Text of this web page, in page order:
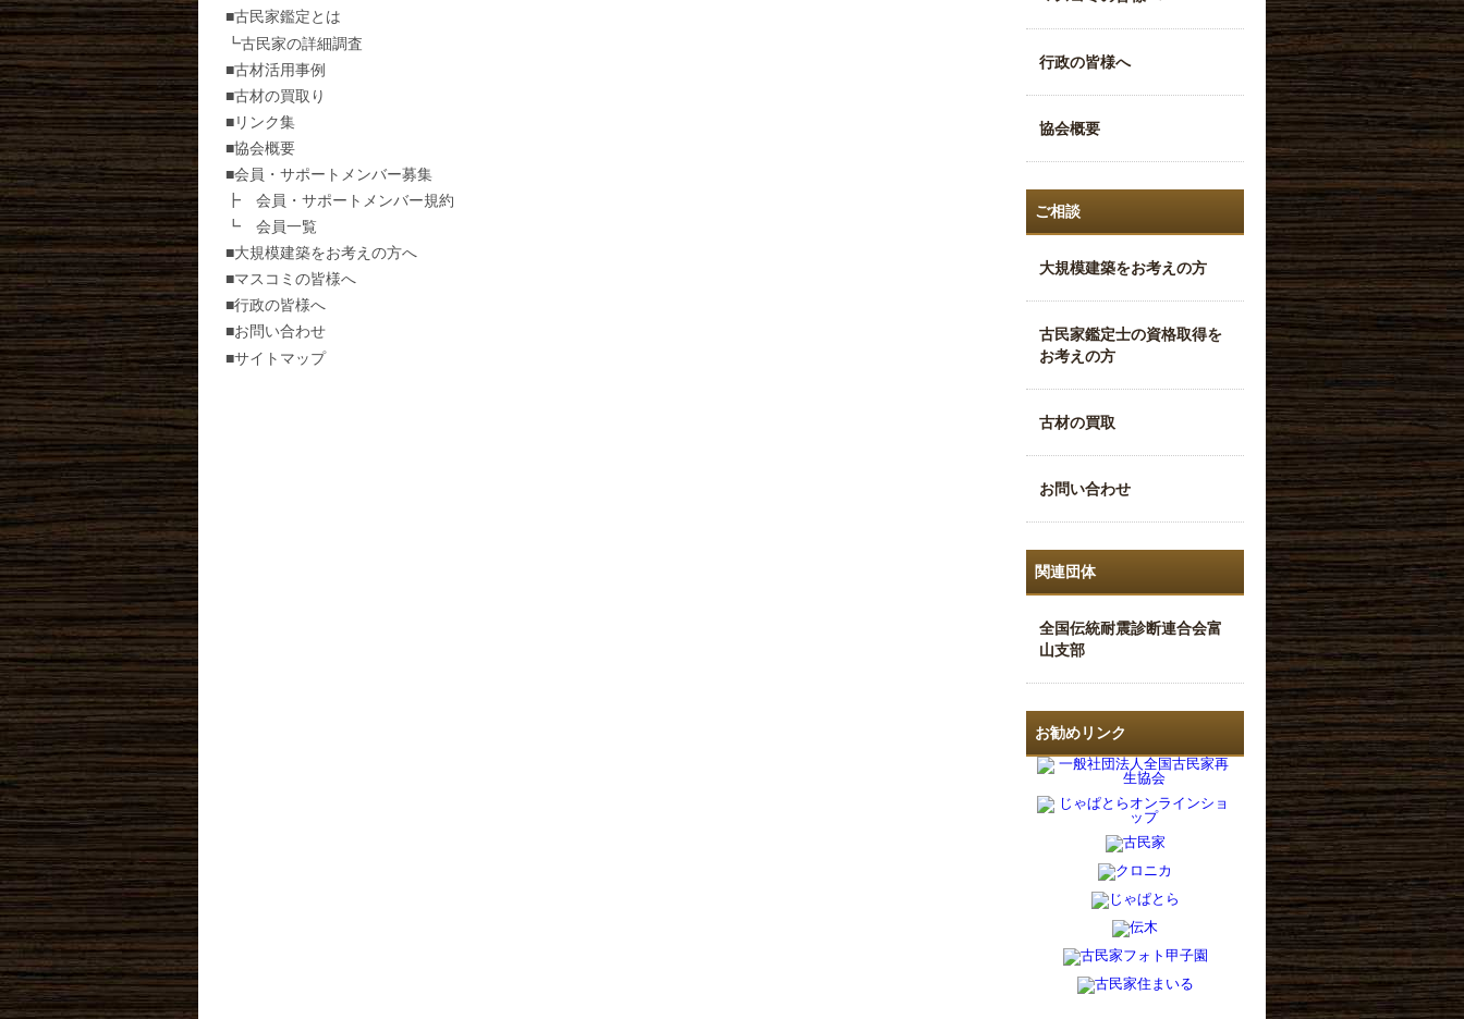
■古民家鑑定とは
┗古民家の詳細調査
■古材活用事例
■古材の買取り
■リンク集
■協会概要
■会員・サポートメンバー募集
┣ 会員・サポートメンバー規約
┗ 会員一覧
■大規模建築をお考えの方へ
■マスコミの皆様へ
■行政の皆様へ
■お問い合わせ
■サイトマップ
行政の皆様へ
協会概要
ご相談
大規模建築をお考えの方
古民家鑑定士の資格取得を
お考えの方
古材の買取
お問い合わせ
関連団体
全国伝統耐震診断連合会富
山支部
お勧めリンク